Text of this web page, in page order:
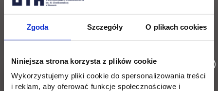
Zgoda Szczegóły O plikach cookies
Niniejsza strona korzysta z plików cookie
Wykorzystujemy pliki cookie do spersonalizowania treści
i reklam, aby oferować funkcje społecznościowe i